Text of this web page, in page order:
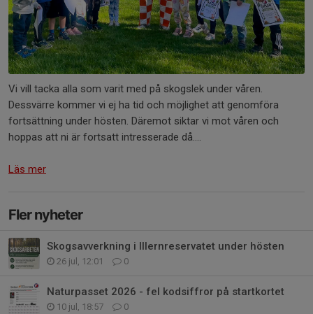
Vi vill tacka alla som varit med på skogslek under våren.
Dessvärre kommer vi ej ha tid och möjlighet att genomföra
fortsättning under hösten. Däremot siktar vi mot våren och
hoppas att ni är fortsatt intresserade då....
Läs mer
Fler nyheter
Skogsavverkning i Illernreservatet under hösten
26 jul, 12:01 0
Naturpasset 2026 - fel kodsiffror på startkortet
10 jul, 18:57 0